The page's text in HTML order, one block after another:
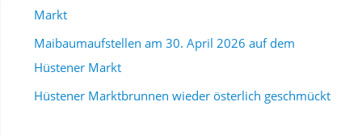
Markt
Maibaumaufstellen am 30. April 2026 auf dem
Hüstener Markt
Hüstener Marktbrunnen wieder österlich geschmückt